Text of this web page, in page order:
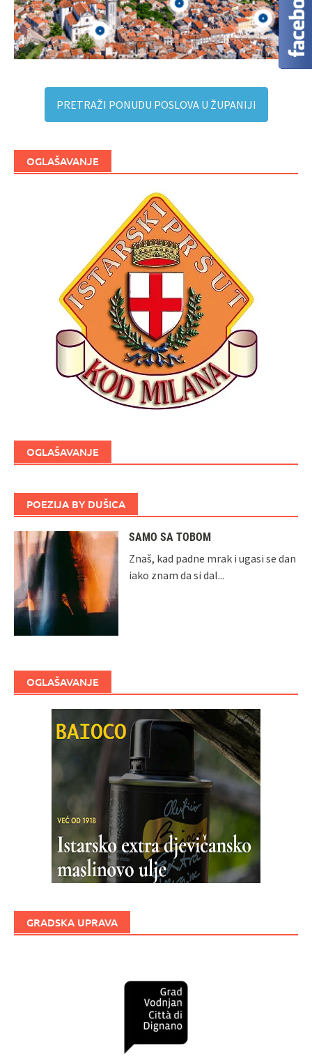
PRETRAŽI PONUDU POSLOVA U ŽUPANIJI
OGLAŠAVANJE
OGLAŠAVANJE
POEZIJA BY DUŠICA
SAMO SA TOBOM
Znaš, kad padne mrak i ugasi se dan
iako znam da si dal...
OGLAŠAVANJE
GRADSKA UPRAVA